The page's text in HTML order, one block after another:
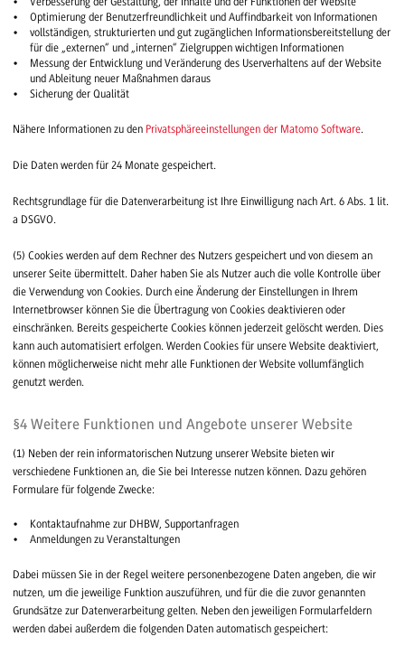
Optimierung der Benutzerfreundlichkeit und Auffindbarkeit von Informationen
vollständigen, strukturierten und gut zugänglichen Informationsbereitstellung der
für die „externen“ und „internen“ Zielgruppen wichtigen Informationen
Messung der Entwicklung und Veränderung des Userverhaltens auf der Website
und Ableitung neuer Maßnahmen daraus
Sicherung der Qualität
Nähere Informationen zu den Privatsphäreeinstellungen der Matomo Software.
Die Daten werden für 24 Monate gespeichert.
Rechtsgrundlage für die Datenverarbeitung ist Ihre Einwilligung nach Art. 6 Abs. 1 lit.
a DSGVO.
(5) Cookies werden auf dem Rechner des Nutzers gespeichert und von diesem an
unserer Seite übermittelt. Daher haben Sie als Nutzer auch die volle Kontrolle über
die Verwendung von Cookies. Durch eine Änderung der Einstellungen in Ihrem
Internetbrowser können Sie die Übertragung von Cookies deaktivieren oder
einschränken. Bereits gespeicherte Cookies können jederzeit gelöscht werden. Dies
kann auch automatisiert erfolgen. Werden Cookies für unsere Website deaktiviert,
können möglicherweise nicht mehr alle Funktionen der Website vollumfänglich
genutzt werden.
§4 Weitere Funktionen und Angebote unserer Website
(1) Neben der rein informatorischen Nutzung unserer Website bieten wir
verschiedene Funktionen an, die Sie bei Interesse nutzen können. Dazu gehören
Formulare für folgende Zwecke:
Kontaktaufnahme zur DHBW, Supportanfragen
Anmeldungen zu Veranstaltungen
Dabei müssen Sie in der Regel weitere personenbezogene Daten angeben, die wir
nutzen, um die jeweilige Funktion auszuführen, und für die die zuvor genannten
Grundsätze zur Datenverarbeitung gelten. Neben den jeweiligen Formularfeldern
werden dabei außerdem die folgenden Daten automatisch gespeichert: